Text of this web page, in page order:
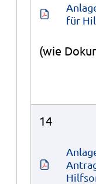
für
(wie
14